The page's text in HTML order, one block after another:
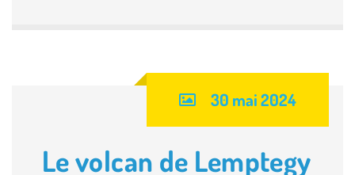
30 mai 2024
Le volcan de Lemptegy